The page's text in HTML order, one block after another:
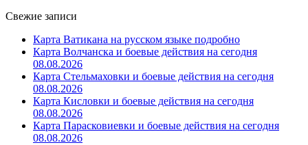
Свежие записи
Карта Ватикана на русском языке подробно
Карта Волчанска и боевые действия на сегодня
08.08.2026
Карта Стельмаховки и боевые действия на сегодня
08.08.2026
Карта Кисловки и боевые действия на сегодня
08.08.2026
Карта Парасковиевки и боевые действия на сегодня
08.08.2026